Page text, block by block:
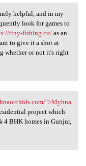
helpful, and in my
look for games to
tiny-fishing.co/as an
to give it a shot at
whether or not it's right
">Myhna
project which
4 BHK homes in Gunjur,